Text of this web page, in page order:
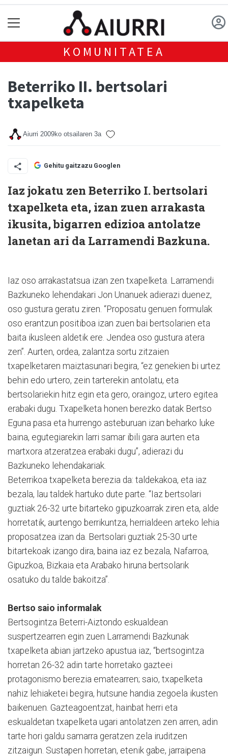
KOMUNITATEA
Beterriko II. bertsolari
txapelketa
Aiurri 2009ko otsailaren 3a
Gehitu gaitzazu Googlen
Iaz jokatu zen Beterriko I. bertsolari
txapelketa eta, izan zuen arrakasta
ikusita, bigarren edizioa antolatze
lanetan ari da Larramendi Bazkuna.
Iaz oso arrakastatsua izan zen txapelketa. Larramendi
Bazkuneko lehendakari Jon Unanuek adierazi duenez,
oso gustura geratu ziren. “Proposatu genuen formulak
oso erantzun positiboa izan zuen bai bertsolarien eta
baita ikusleen aldetik ere. Jendea oso gustura atera
zen”. Aurten, ordea, zalantza sortu zitzaien
txapelketaren maiztasunari begira, “ez genekien bi urtez
behin edo urtero, zein tarterekin antolatu, eta
bertsolariekin hitz egin eta gero, oraingoz, urtero egitea
erabaki dugu. Txapelketa honen berezko datak Bertso
Eguna pasa eta hurrengo asteburuan izan beharko luke
baina, egutegiarekin larri samar ibili gara aurten eta
martxora atzeratzea erabaki dugu”, adierazi du
Bazkuneko lehendakariak.
Beterrikoa txapelketa berezia da: taldekakoa, eta iaz
bezala, lau taldek hartuko dute parte. “Iaz bertsolari
guztiak 26-32 urte bitarteko gipuzkoarrak ziren eta, alde
horretatik, aurtengo berrikuntza, herrialdeen arteko lehia
proposatzea izan da. Bertsolari guztiak 25-30 urte
bitartekoak izango dira, baina iaz ez bezala, Nafarroa,
Gipuzkoa, Bizkaia eta Arabako hiruna bertsolarik
osatuko du talde bakoitza”.
Bertso saio informalak
Bertsogintza Beterri-Aiztondo eskualdean
suspertzearren egin zuen Larramendi Bazkunak
txapelketa abian jartzeko apustua iaz, “bertsogintza
horretan 26-32 adin tarte horretako gazteei
protagonismo berezia ematearren; saio, txapelketa
nahiz lehiaketei begira, hutsune handia zegoela ikusten
baikenuen. Gazteagoentzat, hainbat herri eta
eskualdetan txapelketa ugari antolatzen zen arren, adin
tarte hori galdu samarra geratzen zela iruditzen
zitzaigun. Sustapen horretan, etenik gabe, jarraipena